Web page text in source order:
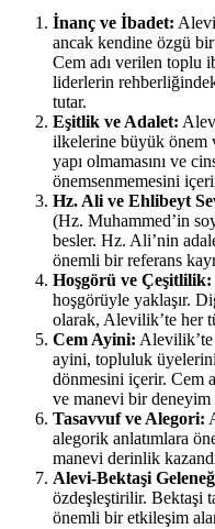
İnanç ve İbadet:
ancak kendine özgü
Cem adı verilen toplu
liderlerin
tutar.
Eşitlik ve Adalet:
ilkelerine büyük önem
yapı olmamasını ve
önemsenmemesini
Hz. Ali ve Ehlibeyt
(Hz. Muhammed’in
besler. Hz. Ali’nin
önemli bir referans
Hoşgörü ve Çeşitlilik:
hoşgörüyle yaklaşır.
olarak, Alevilik’te her
Cem Ayini:
ayini, topluluk
dönmesini içerir. Cem
ve manevi bir deneyim
Tasavvuf ve Alegori:
alegorik anlatımlara
manevi derinlik
Alevi-Bektaşi
özdeşleştirilir. Bektaşi
önemli bir etkileşim